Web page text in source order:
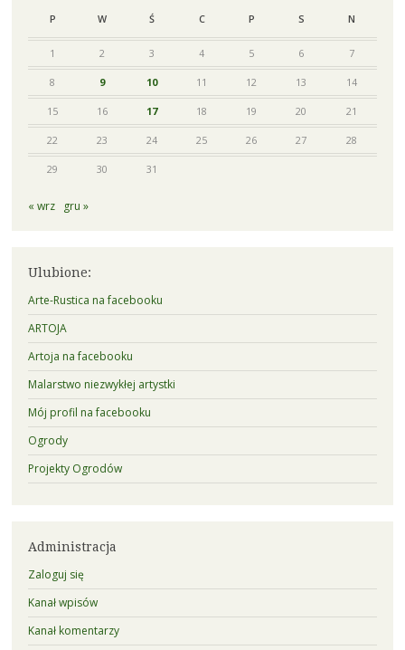
P W Ś C P S N
1 2 3 4 5 6 7
8 9 10 11 12 13 14
15 16 17 18 19 20 21
22 23 24 25 26 27 28
29 30 31
« wrz gru »
Ulubione:
Arte-Rustica na facebooku
ARTOJA
Artoja na facebooku
Malarstwo niezwykłej artystki
Mój profil na facebooku
Ogrody
Projekty Ogrodów
Administracja
Zaloguj się
Kanał wpisów
Kanał komentarzy